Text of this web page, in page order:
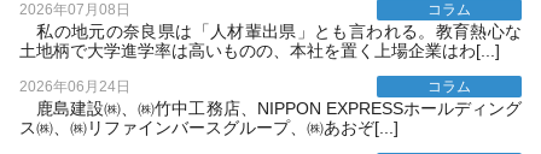
2026年07月08日 コラム
私の地元の奈良県は「人材輩出県」とも言われる。教育熱心な
土地柄で大学進学率は高いものの、本社を置く上場企業はわ[...]
2026年06月24日 コラム
鹿島建設㈱、㈱竹中工務店、NIPPON EXPRESSホールディング
ス㈱、㈱リファインバースグループ、㈱あおぞ[...]